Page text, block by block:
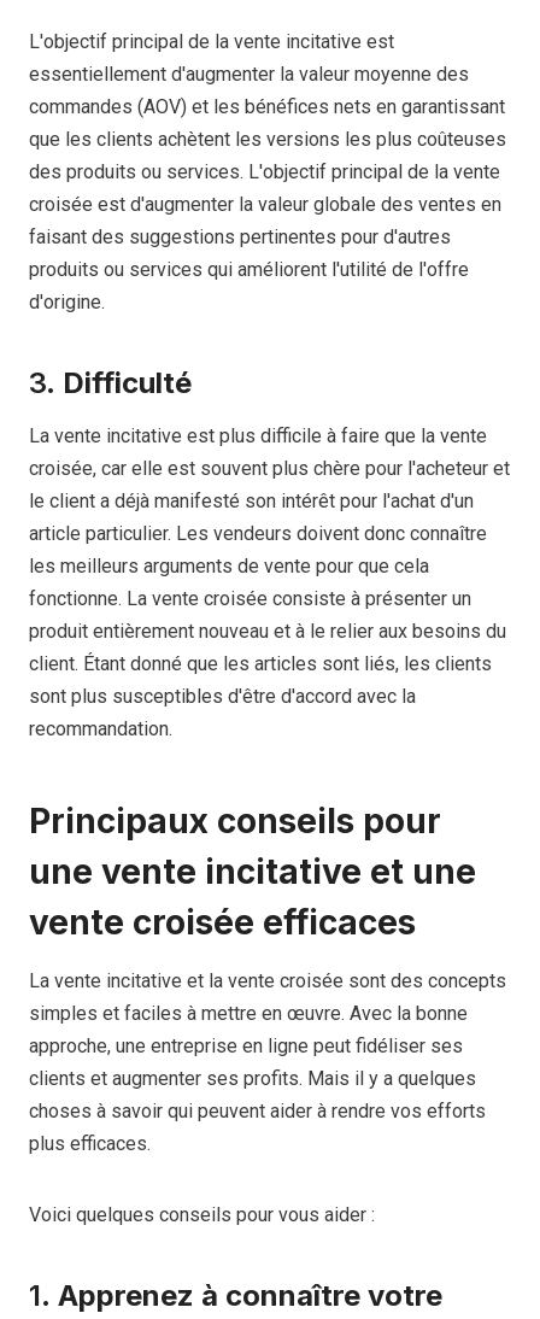
L'objectif principal de la vente incitative est
essentiellement d'augmenter la valeur moyenne des
commandes (AOV) et les bénéfices nets en garantissant
que les clients achètent les versions les plus coûteuses
des produits ou services. L'objectif principal de la vente
croisée est d'augmenter la valeur globale des ventes en
faisant des suggestions pertinentes pour d'autres
produits ou services qui améliorent l'utilité de l'offre
d'origine.
3. Difficulté
La vente incitative est plus difficile à faire que la vente
croisée, car elle est souvent plus chère pour l'acheteur et
le client a déjà manifesté son intérêt pour l'achat d'un
article particulier. Les vendeurs doivent donc connaître
les meilleurs arguments de vente pour que cela
fonctionne. La vente croisée consiste à présenter un
produit entièrement nouveau et à le relier aux besoins du
client. Étant donné que les articles sont liés, les clients
sont plus susceptibles d'être d'accord avec la
recommandation.
Principaux conseils pour
une vente incitative et une
vente croisée efficaces
La vente incitative et la vente croisée sont des concepts
simples et faciles à mettre en œuvre. Avec la bonne
approche, une entreprise en ligne peut fidéliser ses
clients et augmenter ses profits. Mais il y a quelques
choses à savoir qui peuvent aider à rendre vos efforts
plus efficaces.
Voici quelques conseils pour vous aider :
1. Apprenez à connaître votre